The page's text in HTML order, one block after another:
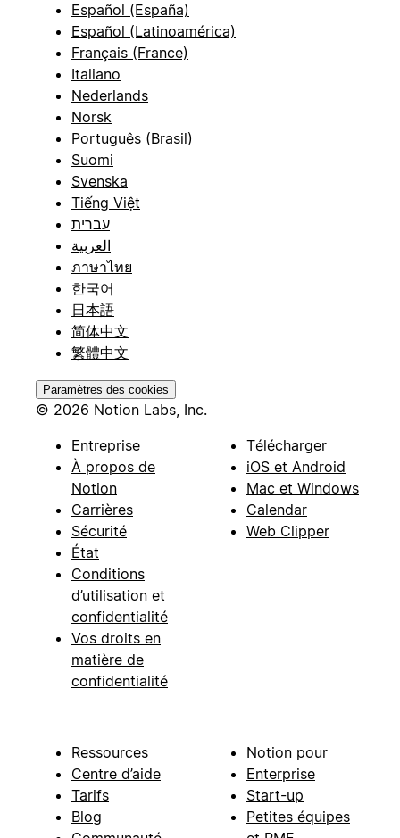
Español (España)
Español (Latinoamérica)
Français (France)
Italiano
Nederlands
Norsk
Português (Brasil)
Suomi
Svenska
Tiếng Việt
עברית
العربية
ภาษาไทย
한국어
日本語
简体中文
繁體中文
Paramètres des cookies
© 2026 Notion Labs, Inc.
Entreprise
À propos de
Notion
Carrières
Sécurité
État
Conditions
d’utilisation et
confidentialité
Vos droits en
matière de
confidentialité
Télécharger
iOS et Android
Mac et Windows
Calendar
Web Clipper
Ressources
Centre d’aide
Tarifs
Blog
Notion pour
Enterprise
Start-up
Petites équipes